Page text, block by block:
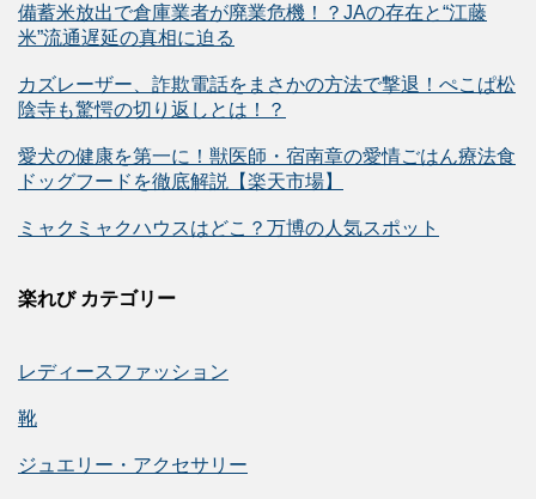
備蓄米放出で倉庫業者が廃業危機！？JAの存在と“江藤
米”流通遅延の真相に迫る
カズレーザー、詐欺電話をまさかの方法で撃退！ぺこぱ松
陰寺も驚愕の切り返しとは！？
愛犬の健康を第一に！獣医師・宿南章の愛情ごはん療法食
ドッグフードを徹底解説【楽天市場】
ミャクミャクハウスはどこ？万博の人気スポット
楽れび カテゴリー
レディースファッション
靴
ジュエリー・アクセサリー